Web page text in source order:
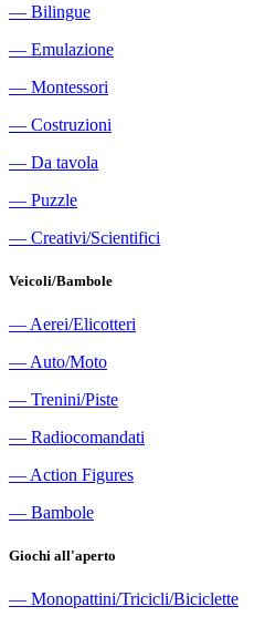
― Bilingue
― Emulazione
― Montessori
― Costruzioni
― Da tavola
― Puzzle
― Creativi/Scientifici
Veicoli/Bambole
― Aerei/Elicotteri
― Auto/Moto
― Trenini/Piste
― Radiocomandati
― Action Figures
― Bambole
Giochi all'aperto
― Monopattini/Tricicli/Biciclette